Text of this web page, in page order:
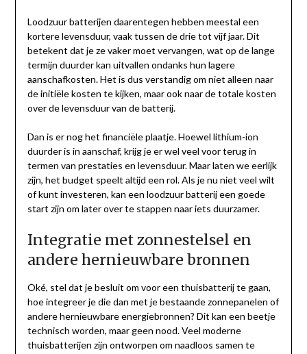
Loodzuur batterijen daarentegen hebben meestal een
kortere levensduur, vaak tussen de drie tot vijf jaar. Dit
betekent dat je ze vaker moet vervangen, wat op de lange
termijn duurder kan uitvallen ondanks hun lagere
aanschafkosten. Het is dus verstandig om niet alleen naar
de initiële kosten te kijken, maar ook naar de totale kosten
over de levensduur van de batterij.
Dan is er nog het financiële plaatje. Hoewel lithium-ion
duurder is in aanschaf, krijg je er wel veel voor terug in
termen van prestaties en levensduur. Maar laten we eerlijk
zijn, het budget speelt altijd een rol. Als je nu niet veel wilt
of kunt investeren, kan een loodzuur batterij een goede
start zijn om later over te stappen naar iets duurzamer.
Integratie met zonnestelsel en
andere hernieuwbare bronnen
Oké, stel dat je besluit om voor een thuisbatterij te gaan,
hoe integreer je die dan met je bestaande zonnepanelen of
andere hernieuwbare energiebronnen? Dit kan een beetje
technisch worden, maar geen nood. Veel moderne
thuisbatterijen zijn ontworpen om naadloos samen te